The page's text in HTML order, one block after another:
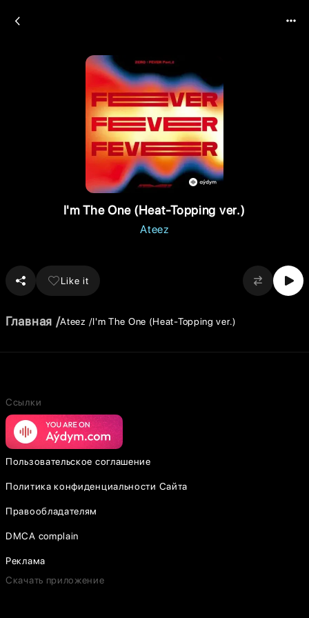
I'm The One (Heat-Topping ver.)
Ateez
Like it
Главная Ateez I'm The One (Heat-Topping ver.)
Ссылки
Пользовательское соглашение
Политика конфиденциальности Сайта
Правообладателям
DMCA complain
Реклама
Скачать приложение